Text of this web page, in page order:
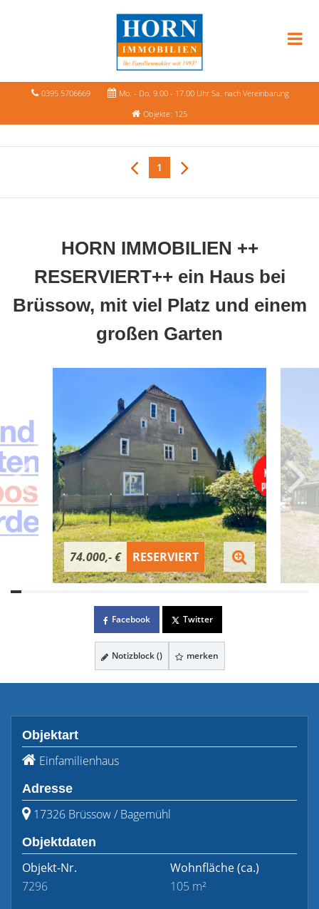
0395 5706669
Mo. - Do. 9.00 - 17.00 Uhr Sa. nach Vereinbarung
Objekte: 125
1
HORN IMMOBILIEN ++
RESERVIERT++ ein Haus bei
Brüssow, mit viel Platz und einem
großen Garten
74.000,- € RESERVIERT
Facebook Twitter
Notizblock () merken
Objektart
Einfamilienhaus
Adresse
17326 Brüssow / Bagemühl
Objektdaten
Objekt-Nr.
7296
Wohnfläche(ca.)
105 m²